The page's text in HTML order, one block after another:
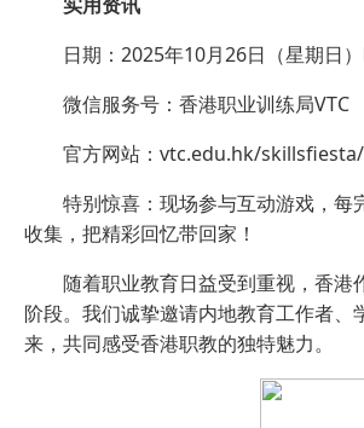
日期：2025年10月26日（星期日
微信服务号：香港职业训练局VTC
官方网站：vtc.edu.hk/
特别惊喜：现场参与互动游戏，每
收集，把精彩回忆带回家！
随着职业教育日益受到重视，香
阶段。我们诚挚邀请内地教育工作者
来，共同感受香港职教的独特魅力。